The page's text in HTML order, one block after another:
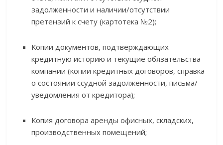
задолженности и наличии/отсутствии
претензий к счету (картотека №2);
Копии документов, подтверждающих
кредитную историю и текущие обязательства
компании (копии кредитных договоров, справка
о состоянии ссудной задолженности, письма/
уведомления от кредитора);
Копия договора аренды офисных, складских,
производственных помещений;